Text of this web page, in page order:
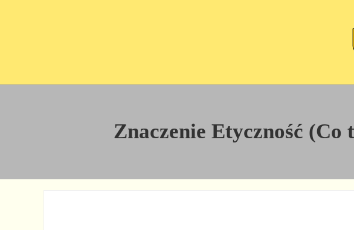
Znaczenie Etyczność